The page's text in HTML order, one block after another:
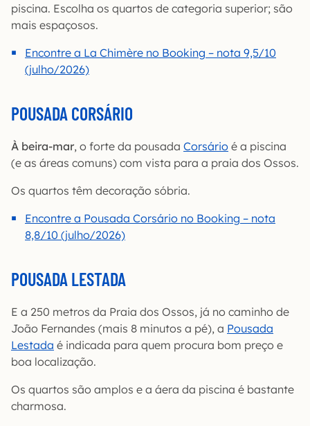
piscina. Escolha os quartos de categoria superior; são
mais espaçosos.
Encontre a La Chimère no Booking – nota 9,5/10
(julho/2026)
POUSADA CORSÁRIO
À beira-mar, o forte da pousada Corsário é a piscina
(e as áreas comuns) com vista para a praia dos Ossos.
Os quartos têm decoração sóbria.
Encontre a Pousada Corsário no Booking – nota
8,8/10 (julho/2026)
POUSADA LESTADA
E a 250 metros da Praia dos Ossos, já no caminho de
João Fernandes (mais 8 minutos a pé), a Pousada
Lestada é indicada para quem procura bom preço e
boa localização.
Os quartos são amplos e a áera da piscina é bastante
charmosa.